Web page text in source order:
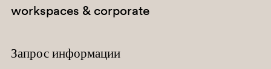
workspaces & corporate
Запрос информации